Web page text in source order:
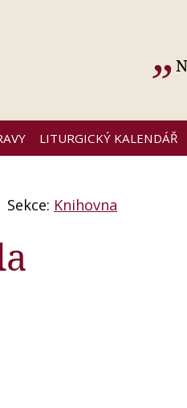
LITURGICKÝ KALENDÁŘ
Sekce: Knihovna